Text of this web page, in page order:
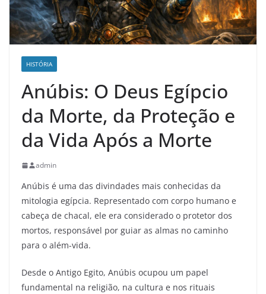
HISTÓRIA
Anúbis: O Deus Egípcio
da Morte, da Proteção e
da Vida Após a Morte
admin
Anúbis é uma das divindades mais conhecidas da
mitologia egípcia. Representado com corpo humano e
cabeça de chacal, ele era considerado o protetor dos
mortos, responsável por guiar as almas no caminho
para o além-vida.
Desde o Antigo Egito, Anúbis ocupou um papel
fundamental na religião, na cultura e nos rituais